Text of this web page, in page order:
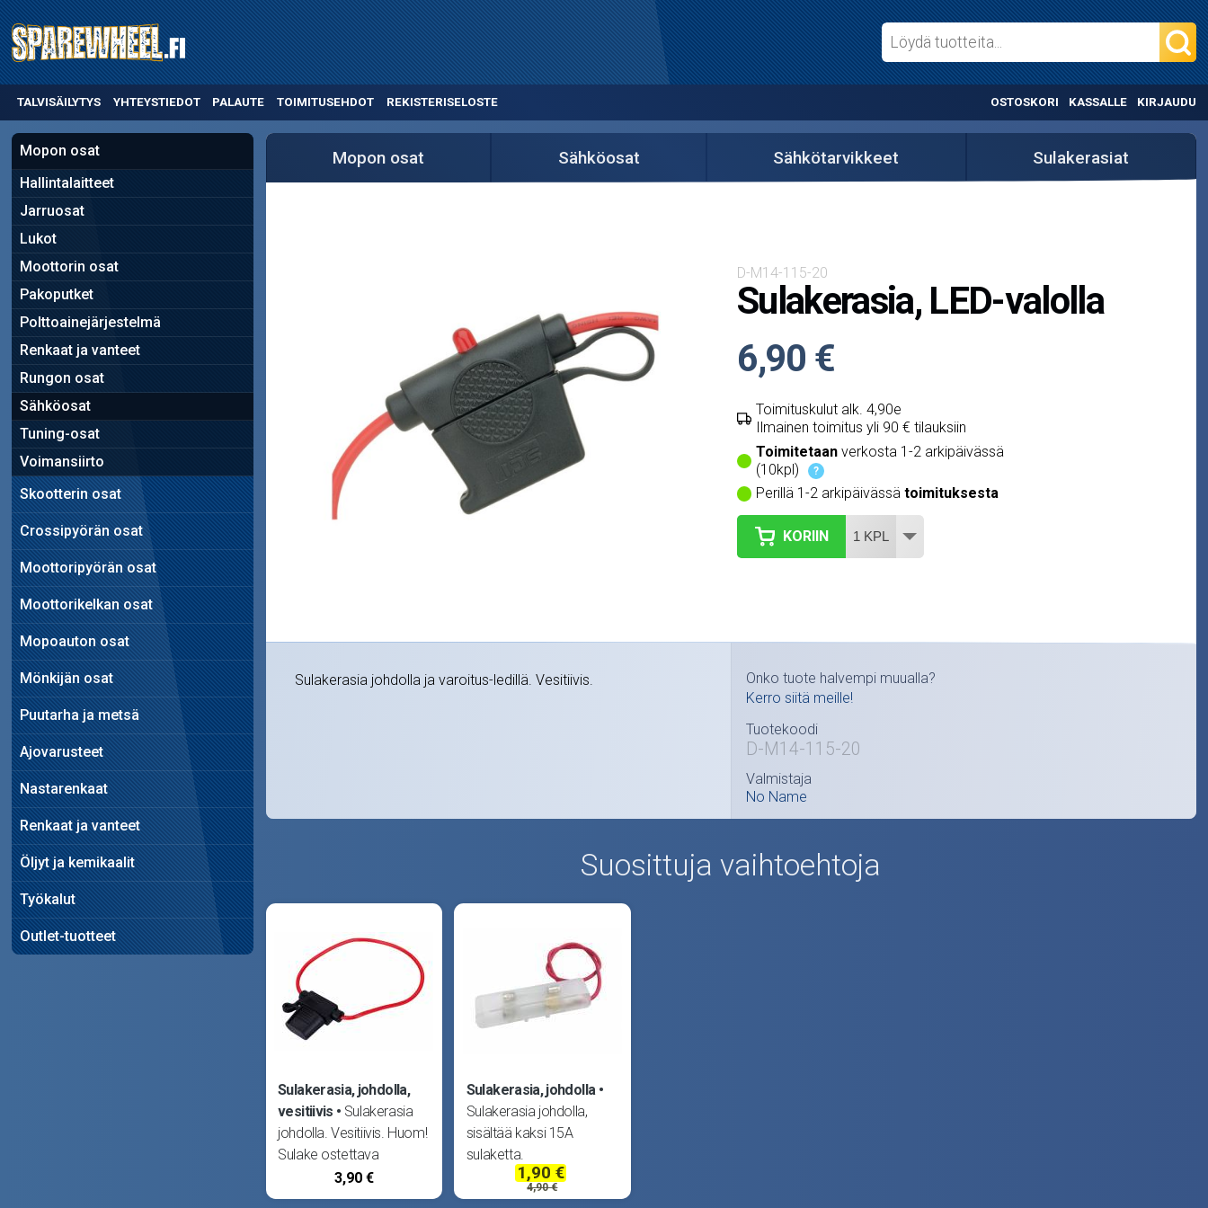
TALVISÄILYTYS YHTEYSTIEDOT PALAUTE TOIMITUSEHDOT REKISTERISELOSTE OSTOSKORI KASSALLE KIRJAUDU
Mopon osat
Hallintalaitteet
Jarruosat
Lukot
Moottorin osat
Pakoputket
Polttoainejärjestelmä
Renkaat ja vanteet
Rungon osat
Sähköosat
Tuning-osat
Voimansiirto
Skootterin osat
Crossipyörän osat
Moottoripyörän osat
Moottorikelkan osat
Mopoauton osat
Mönkijän osat
Puutarha ja metsä
Ajovarusteet
Nastarenkaat
Renkaat ja vanteet
Öljyt ja kemikaalit
Työkalut
Outlet-tuotteet
Mopon osat Sähköosat Sähkötarvikkeet Sulakerasiat
D-M14-115-20
Sulakerasia, LED-valolla
6,90 €
Toimituskulut alk. 4,90e
Ilmainen toimitus yli 90 € tilauksiin
Toimitetaanverkosta 1-2 arkipäivässä
(10kpl)
?
Perillä 1-2 arkipäivässä toimituksesta
KORIIN
Sulakerasia johdolla ja varoitus-ledillä. Vesitiivis.
Onko tuote halvempi muualla?
Kerro siitä meille!
Tuotekoodi
D-M14-115-20
Valmistaja
No Name
Suosittuja vaihtoehtoja
Sulakerasia, johdolla,
vesitiivis
Sulakerasia
johdolla. Vesitiivis. Huom!
Sulake ostettava
erikseen! -->
Laattasulakkeet
3,90 €
Sulakerasia, johdolla
Sulakerasia johdolla,
sisältää kaksi 15A
sulaketta.
1,90 €
4,90 €